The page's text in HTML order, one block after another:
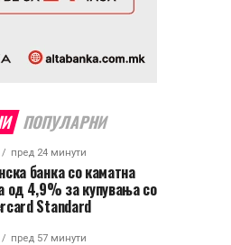
ПОПУЛАРНИ
пред 24 минути
банка со каматна
од 4,9% за купувања со
Standard
пред 57 минути